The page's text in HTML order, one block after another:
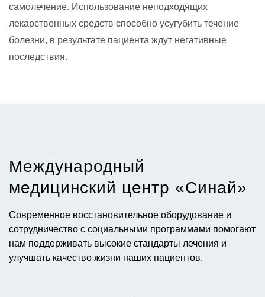
самолечение. Использование неподходящих
лекарственных средств способно усугубить течение
болезни, в результате пациента ждут негативные
последствия.
Международный
медицинский центр «Синай»​
Современное восстановительное оборудование и
сотрудничество с социальными программами помогают
нам поддерживать высокие стандарты лечения и
улучшать качество жизни наших пациентов.